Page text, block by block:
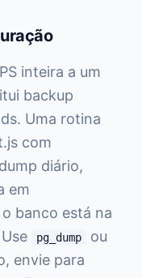
inteira a um
backup
Uma rotina
com
diário,
em
banco está na
pg_dump ou
envie para